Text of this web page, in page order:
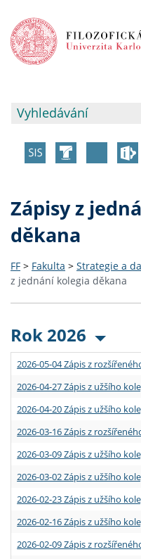
Zápisy z
děkana
FF > Fakulta > Strategie a
z jednání kolegia děkana
Rok 2026
2026-05-04 Zápis z
2026-04-27 Zápis z užšího
2026-04-20 Zápis z užšího
2026-03-16 Zápis z
2026-03-09 Zápis z užšího
2026-03-02 Zápis z užšího
2026-02-23 Zápis z užšího
2026-02-16 Zápis z užšího
2026-02-09 Zápis z